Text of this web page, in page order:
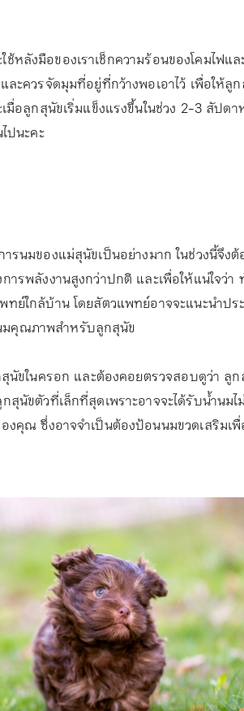
ช้หลังมือของเราเช็กความร้อนของโคมไฟ
ะควรจัดมุมที่อยู่ที่กว้างพอเอาไว้ เพื่อให้
อลูกสุนัขเริ่มแข็งแรงขึ้นในช่วง 2-3 สัปดา
ปนะคะ
นมของแม่สุนัขเป็นอย่างมาก ในช่วงนี้จึง
รพลังงานสูงกว่าปกติ และเพื่อให้แน่ใจว่
ย์ใกล้บ้าน โดยสัตวแพทย์อาจจะแนะนำป
มคุณภาพสำหรับลูกสุนัข
ขในครอก และต้องคอยตรวจสอบดูว่า ลู
นัขตัวที่เล็กที่สุดเพราะอาจจะได้รับน้ำนมไ
คุณ ซึ่งอาจจำเป็นต้องป้อนนมขวดเสริมเ